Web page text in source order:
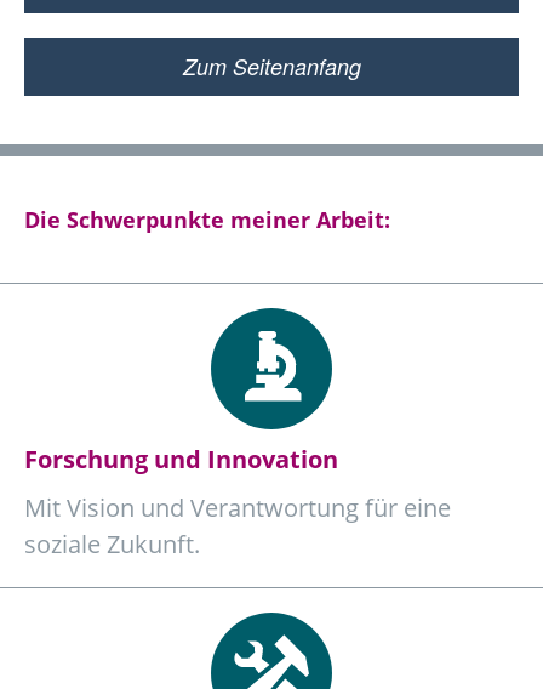
Zum Seitenanfang
Die Schwerpunkte meiner Arbeit:
Forschung und Innovation
Mit Vision und Verantwortung für eine
soziale Zukunft.